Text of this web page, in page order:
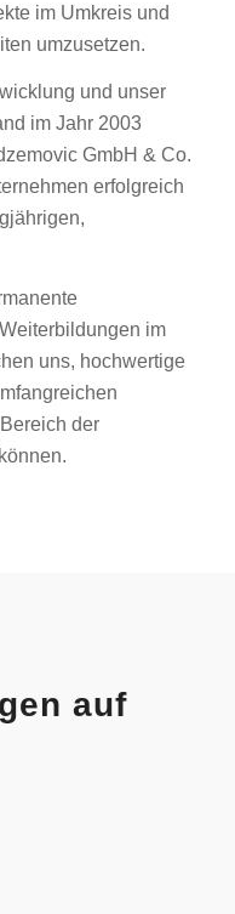
im Umkreis und
umzusetzen.
und unser
im Jahr 2003
GmbH & Co.
erfolgreich
im
uns, hochwertige
der
auf